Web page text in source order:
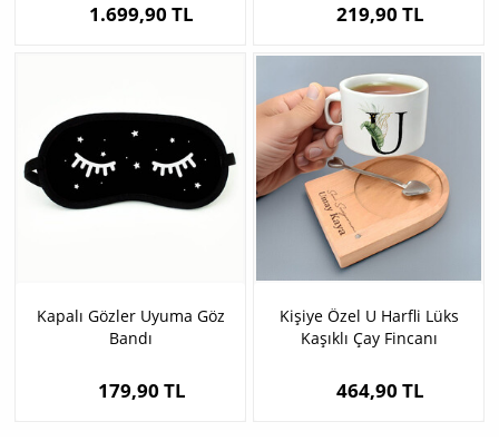
1.699,90 TL 219,90 TL
Kapalı Gözler Uyuma Göz
Bandı
179,90 TL
Kişiye Özel U Harfli Lüks
Kaşıklı Çay Fincanı
464,90 TL